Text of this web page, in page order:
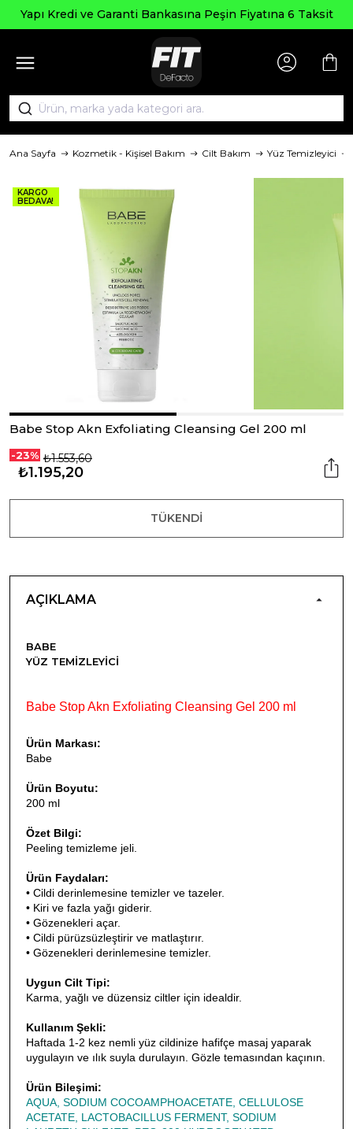
Yapı Kredi ve Garanti Bankasına Peşin Fiyatına 6 Taksit
Ana Sayfa Kozmetik - Kişisel Bakım Cilt Bakım Yüz Temizleyici
KARGO
BEDAVA!
Babe Stop Akn Exfoliating Cleansing Gel 200 ml
-23% ₺1.553,60
₺1.195,20
TÜKENDI
AÇIKLAMA
BABE
YÜZ TEMIZLEYICI
Babe Stop Akn Exfoliating Cleansing Gel 200 ml
Ürün Markası:
Babe
Ürün Boyutu:
200 ml
Özet Bilgi:
Peeling temizleme jeli.
Ürün Faydaları:
• Cildi derinlemesine temizler ve tazeler.
• Kiri ve fazla yağı giderir.
• Gözenekleri açar.
• Cildi pürüzsüzleştirir ve matlaştırır.
• Gözenekleri derinlemesine temizler.
Uygun Cilt Tipi:
Karma, yağlı ve düzensiz ciltler için idealdir.
Kullanım Şekli:
Haftada 1-2 kez nemli yüz cildinize hafifçe masaj yaparak
uygulayın ve ılık suyla durulayın. Gözle temasından kaçının.
Ürün Bileşimi:
AQUA, SODIUM COCOAMPHOACETATE, CELLULOSE
ACETATE, LACTOBACILLUS FERMENT, SODIUM